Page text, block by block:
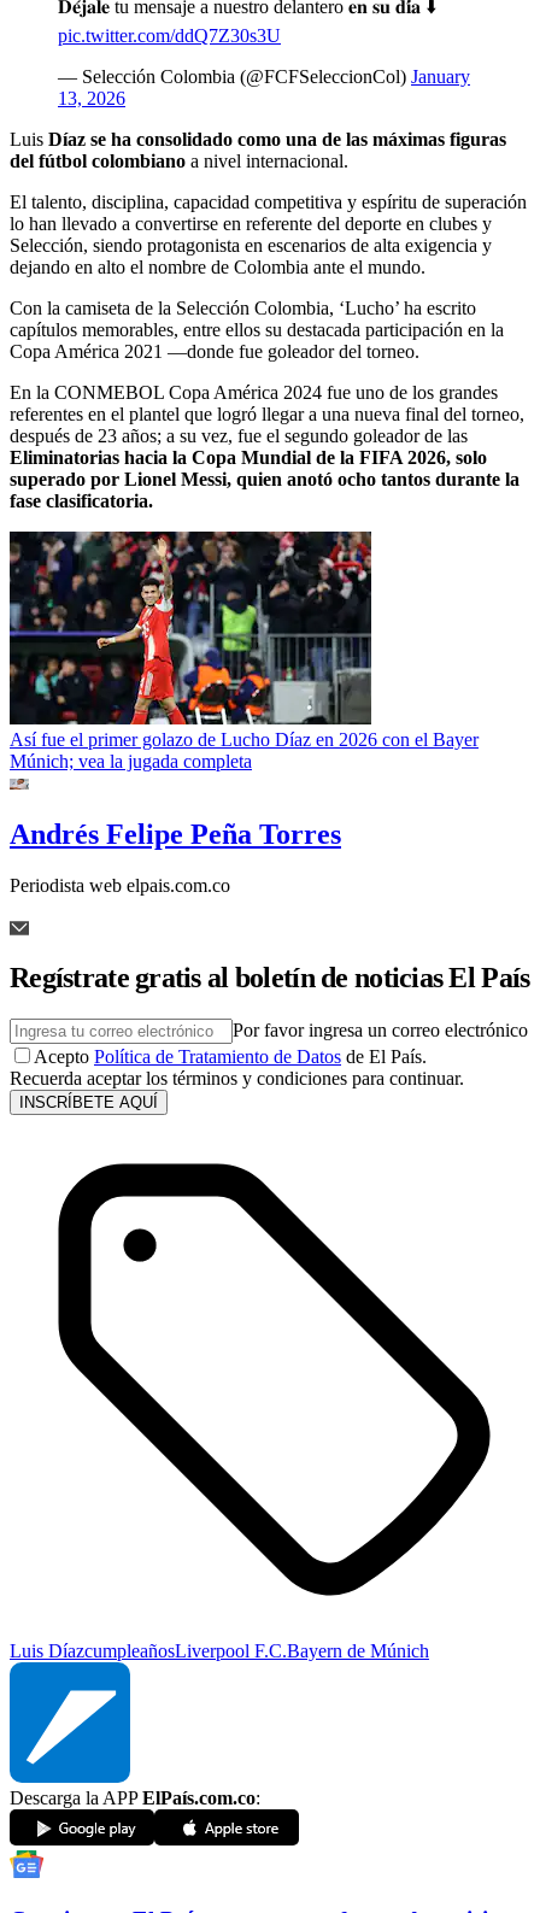
𝐃𝐞́𝐣𝐚𝐥𝐞 tu mensaje a nuestro delantero 𝐞𝐧 𝐬𝐮 𝐝𝐢́𝐚 ⬇️
pic.twitter.com/ddQ7Z30s3U
— Selección Colombia (@FCFSeleccionCol) January
13, 2026
Luis Díaz se ha consolidado como una de las máximas figuras
del fútbol colombiano a nivel internacional.
El talento, disciplina, capacidad competitiva y espíritu de superación
lo han llevado a convertirse en referente del deporte en clubes y
Selección, siendo protagonista en escenarios de alta exigencia y
dejando en alto el nombre de Colombia ante el mundo.
Con la camiseta de la Selección Colombia, ‘Lucho’ ha escrito
capítulos memorables, entre ellos su destacada participación en la
Copa América 2021 —donde fue goleador del torneo.
En la CONMEBOL Copa América 2024 fue uno de los grandes
referentes en el plantel que logró llegar a una nueva final del torneo,
después de 23 años; a su vez, fue el segundo goleador de las
Eliminatorias hacia la Copa Mundial de la FIFA 2026, solo
superado por Lionel Messi, quien anotó ocho tantos durante la
fase clasificatoria.
Así fue el primer golazo de Lucho Díaz en 2026 con el Bayer
Múnich; vea la jugada completa
Andrés Felipe Peña Torres
Periodista web elpais.com.co
Regístrate gratis al boletín de noticias El País
Por favor ingresa un correo electrónico
Acepto Política de Tratamiento de Datos de El País.
Recuerda aceptar los términos y condiciones para continuar.
INSCRÍBETE AQUÍ
Luis DíazcumpleañosLiverpool F.C.Bayern de Múnich
Descarga la APPElPaís.com.co: